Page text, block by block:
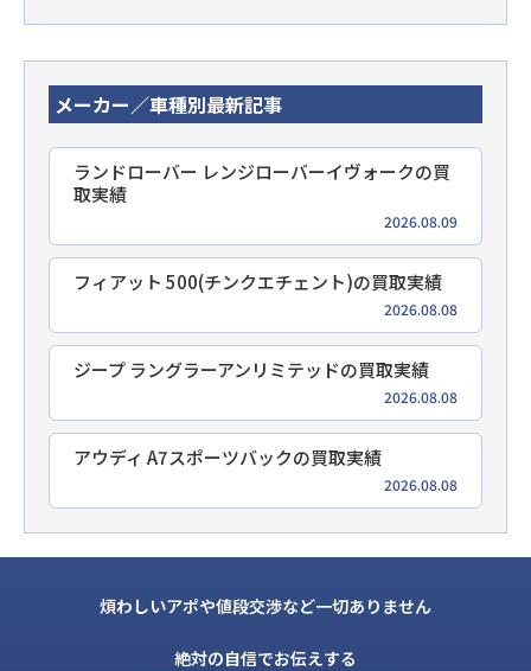
メーカー／車種別最新記事
ランドローバー レンジローバーイヴォークの買
取実績
2026.08.09
フィアット 500(チンクエチェント)の買取実績
2026.08.08
ジープ ラングラーアンリミテッドの買取実績
2026.08.08
アウディ A7スポーツバックの買取実績
2026.08.08
煩わしいアポや値段交渉など一切ありません
絶対の自信でお伝えする